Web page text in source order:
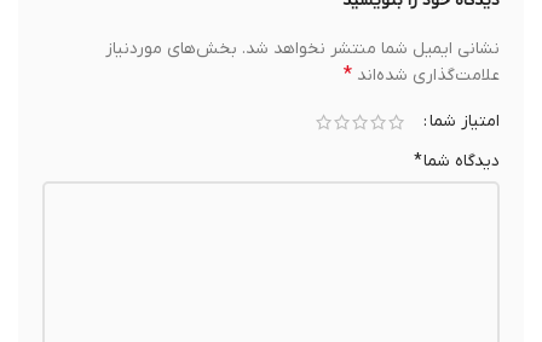
نشانی ایمیل شما منتشر نخواهد شد. بخش‌های موردنیاز
علامت‌گذاری شده‌اند*
امتیاز شما
دیدگاه شما*